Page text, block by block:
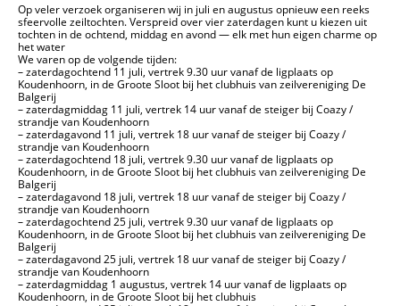
Op veler verzoek organiseren wij in juli en augustus opnieuw een reeks
sfeervolle zeiltochten. Verspreid over vier zaterdagen kunt u kiezen uit
tochten in de ochtend, middag en avond — elk met hun eigen charme op
het water
We varen op de volgende tijden:
– zaterdagochtend 11 juli, vertrek 9.30 uur vanaf de ligplaats op
Koudenhoorn, in de Groote Sloot bij het clubhuis van zeilvereniging De
Balgerij
– zaterdagmiddag 11 juli, vertrek 14 uur vanaf de steiger bij Coazy /
strandje van Koudenhoorn
– zaterdagavond 11 juli, vertrek 18 uur vanaf de steiger bij Coazy /
strandje van Koudenhoorn
– zaterdagochtend 18 juli, vertrek 9.30 uur vanaf de ligplaats op
Koudenhoorn, in de Groote Sloot bij het clubhuis van zeilvereniging De
Balgerij
– zaterdagavond 18 juli, vertrek 18 uur vanaf de steiger bij Coazy /
strandje van Koudenhoorn
– zaterdagochtend 25 juli, vertrek 9.30 uur vanaf de ligplaats op
Koudenhoorn, in de Groote Sloot bij het clubhuis van zeilvereniging De
Balgerij
– zaterdagavond 25 juli, vertrek 18 uur vanaf de steiger bij Coazy /
strandje van Koudenhoorn
– zaterdagmiddag 1 augustus, vertrek 14 uur vanaf de ligplaats op
Koudenhoorn, in de Groote Sloot bij het clubhuis